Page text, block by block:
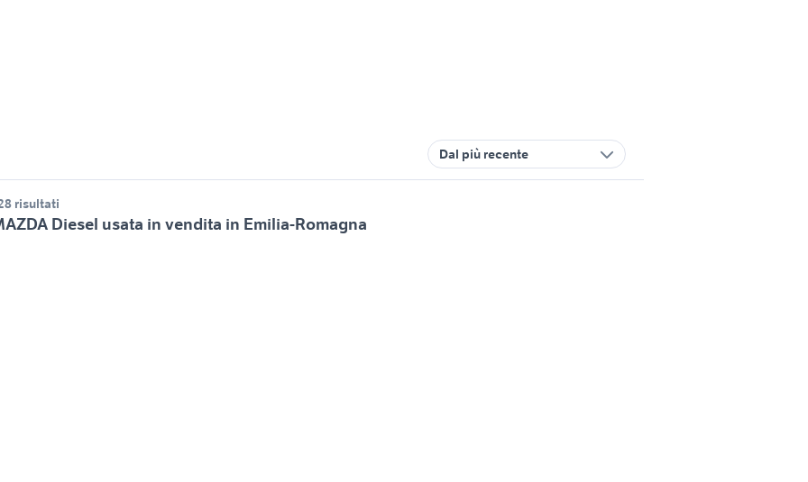
Dal più recente
risultati
Diesel usata in vendita in Emilia-Romagna